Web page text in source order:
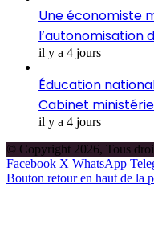
Une économiste
l’autonomisation
il y a 4 jours
Éducation
Cabinet
il y a 4 jours
© Copyright 2026, Tous
Facebook X WhatsApp
Bouton retour en haut de la